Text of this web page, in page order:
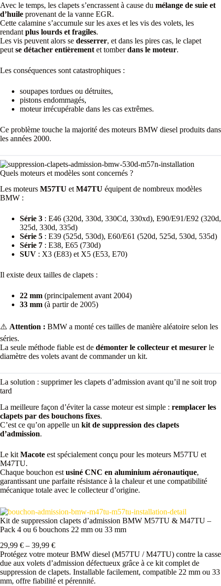
Avec le temps, les clapets s’encrassent à cause du mélange de suie et
d’huile provenant de la vanne EGR.
Cette calamine s’accumule sur les axes et les vis des volets, les
rendant plus lourds et fragiles.
Les vis peuvent alors se desserrer, et dans les pires cas, le clapet
peut se détacher entièrement et tomberdans le moteur.
Les conséquences sont catastrophiques :
soupapes tordues ou détruites,
pistons endommagés,
moteur irrécupérable dans les cas extrêmes.
Ce problème touche la majorité des moteurs BMW diesel produits dans
les années 2000.
Quels moteurs et modèles sont concernés ?
Les moteurs M57TU et M47TU équipent de nombreux modèles
BMW :
Série 3 : E46 (320d, 330d, 330Cd, 330xd), E90/E91/E92 (320d,
325d, 330d, 335d)
Série 5 : E39 (525d, 530d), E60/E61 (520d, 525d, 530d, 535d)
Série 7 : E38, E65 (730d)
SUV : X3 (E83) et X5 (E53, E70)
Il existe deux tailles de clapets :
22 mm (principalement avant 2004)
33 mm (à partir de 2005)
⚠️ Attention : BMW a monté ces tailles de manière aléatoire selon les
séries.
La seule méthode fiable est de démonter le collecteur et mesurer le
diamètre des volets avant de commander un kit.
La solution : supprimer les clapets d’admission avant qu’il ne soit trop
tard
La meilleure façon d’éviter la casse moteur est simple : remplacer les
clapets par des bouchons fixes.
C’est ce qu’on appelle un kit de suppression des clapets
d’admission.
Le kit Macote est spécialement conçu pour les moteurs M57TU et
M47TU.
Chaque bouchon est usiné CNC en aluminium aéronautique,
garantissant une parfaite résistance à la chaleur et une compatibilité
mécanique totale avec le collecteur d’origine.
Kit de suppression clapets d’admission BMW M57TU & M47TU –
Pack 4 ou 6 bouchons 22 mm ou 33 mm
29,99 € – 39,99 €
Protégez votre moteur BMW diesel (M57TU / M47TU) contre la casse
due aux volets d’admission défectueux grâce à ce kit complet de
suppression de clapets. Installable facilement, compatible 22 mm ou 33
mm, offre fiabilité et pérennité.